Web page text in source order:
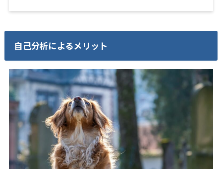
自己分析によるメリット